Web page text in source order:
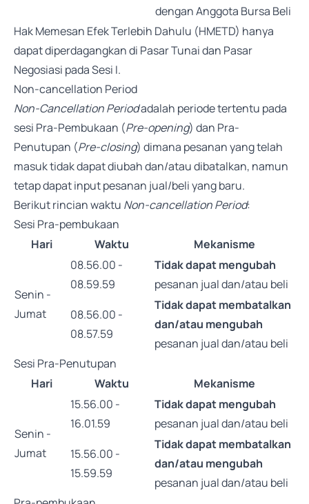
dengan Anggota Bursa Beli
Hak Memesan Efek Terlebih Dahulu (HMETD) hanya
dapat diperdagangkan di Pasar Tunai dan Pasar
Negosiasi pada Sesi I.
Non-cancellation Period
Non-Cancellation Periodadalah periode tertentu pada
sesi Pra-Pembukaan (Pre-opening) dan Pra-
Penutupan (Pre-closing) dimana pesanan yang telah
masuk tidak dapat diubah dan/atau dibatalkan, namun
tetap dapat input pesanan jual/beli yang baru.
Berikut rincian waktu Non-cancellation Period:
Sesi Pra-pembukaan
Hari
Waktu Mekanisme
Senin -
Jumat
08.56.00 -
08.59.59
Tidak dapat mengubah
pesanan jual dan/atau beli
08.56.00 -
08.57.59
Tidak dapat membatalkan
dan/atau mengubah
pesanan jual dan/atau beli
Sesi Pra-Penutupan
Hari
Waktu Mekanisme
Senin -
Jumat
15.56.00 -
16.01.59
Tidak dapat mengubah
pesanan jual dan/atau beli
15.56.00 -
15.59.59
Tidak dapat membatalkan
dan/atau mengubah
pesanan jual dan/atau beli